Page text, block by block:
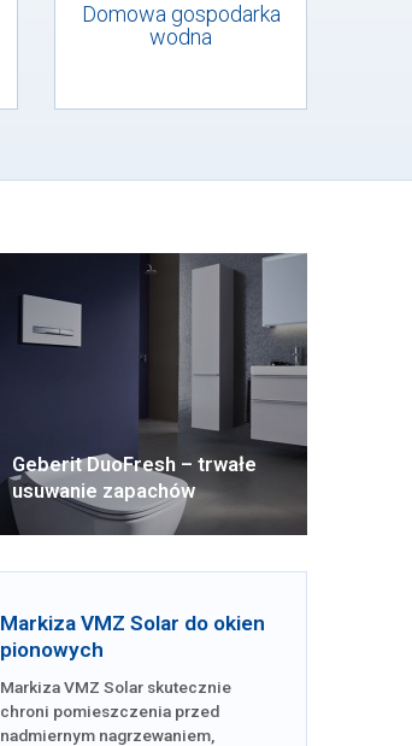
Domowa gospodarka
wodna
Geberit DuoFresh – trwałe
usuwanie zapachów
Markiza VMZ Solar do okien
pionowych
Markiza VMZ Solar skutecznie
chroni pomieszczenia przed
nadmiernym nagrzewaniem,